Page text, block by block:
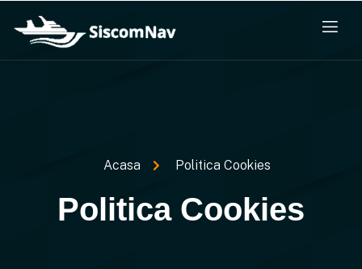
Acasa Politica Cookies
Politica Cookies